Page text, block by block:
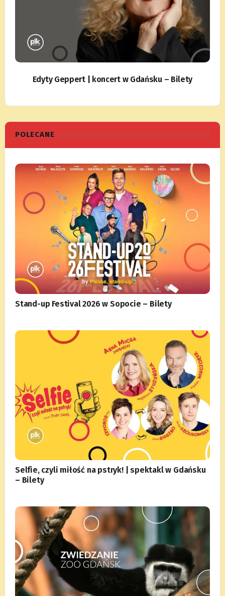
Edyty Geppert | koncert w Gdańsku – Bilety
POLECANE
Stand-up Festival 2026 w Sopocie – Bilety
Selfie, czyli miłość na pstryk! | spektakl w Gdańsku
– Bilety